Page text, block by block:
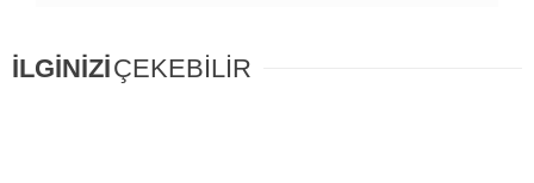
İLGİNİZİÇEKEBİLİR